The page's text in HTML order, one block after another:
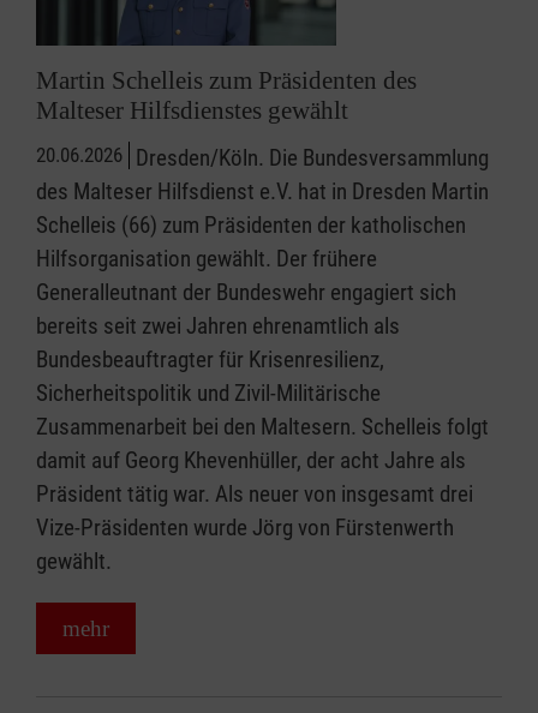
Martin Schelleis zum Präsidenten des
Malteser Hilfsdienstes gewählt
20.06.2026 Dresden/Köln. Die Bundesversammlung
des Malteser Hilfsdienst e.V. hat in Dresden Martin
Schelleis (66) zum Präsidenten der katholischen
Hilfsorganisation gewählt. Der frühere
Generalleutnant der Bundeswehr engagiert sich
bereits seit zwei Jahren ehrenamtlich als
Bundesbeauftragter für Krisenresilienz,
Sicherheitspolitik und Zivil-Militärische
Zusammenarbeit bei den Maltesern. Schelleis folgt
damit auf Georg Khevenhüller, der acht Jahre als
Präsident tätig war. Als neuer von insgesamt drei
Vize-Präsidenten wurde Jörg von Fürstenwerth
gewählt.
mehr